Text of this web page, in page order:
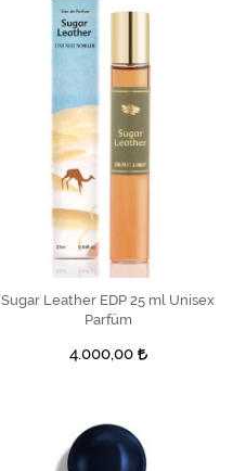
SEPETE EKLE
Sugar Leather EDP 25 ml Unisex
Parfüm
4.000,00